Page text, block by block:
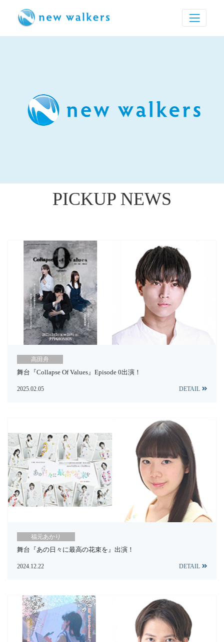
PICKUP NEWS
高田舟
舞台『Collapse Of Values』Episode 0出演！
2025.02.05 DETAIL
福元あかり
舞台『あの日々に最高の花束を』出演！
2024.12.22 DETAIL